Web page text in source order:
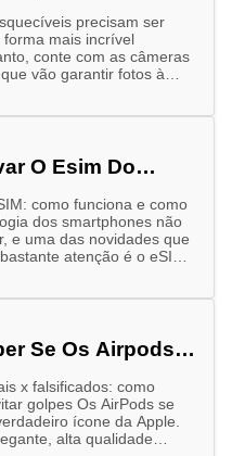
precisam ser
forma mais incrível
conte com as câmeras
vão garantir fotos à
O Esim Do
como funciona e como
dos smartphones não
e uma das novidades que
atenção é o eSIM,
Se Os Airpods
x falsificados: como
golpes Os AirPods se
ícone da Apple.
alta qualidade